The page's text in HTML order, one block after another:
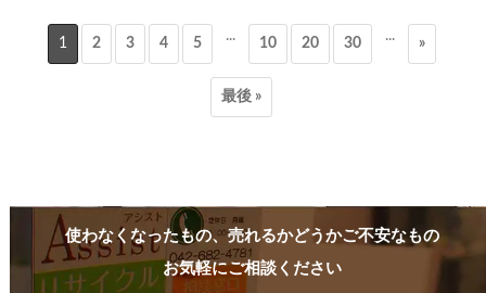
1 2 3 4 5 ... 10 20 30 ... »
最後 »
使わなくなったもの、売れるかどうかご不安なもの
お気軽にご相談ください